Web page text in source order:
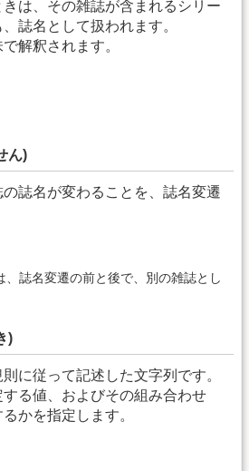
は、その雑誌が含まれるシリー
誌名として扱われます。
解釈されます。
ん)
誌名が変わることを、誌名変遷
、誌名変遷の前と後で、別の雑誌とし
)
に従って記述した文字列です。
る値、およびその組み合わせ
かを指定します。